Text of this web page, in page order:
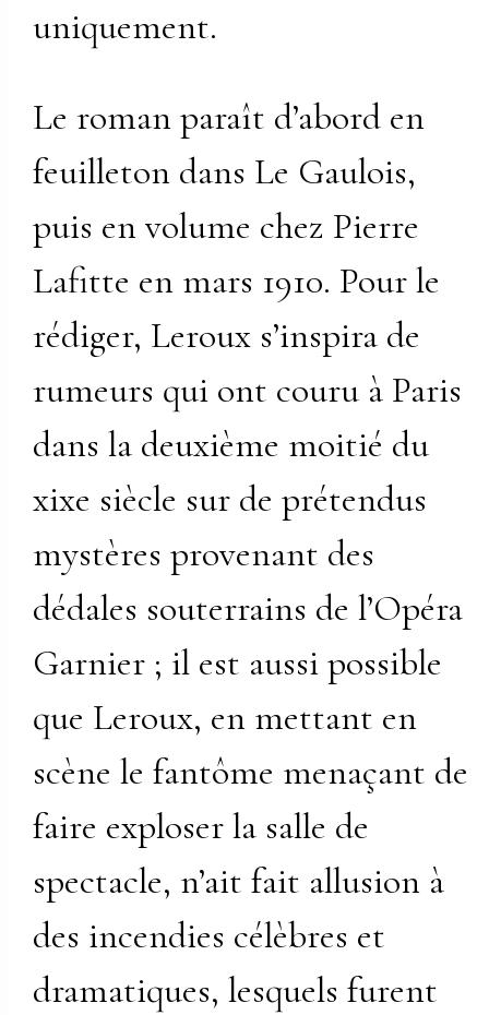
uniquement.
Le roman paraît d’abord en
feuilleton dans Le Gaulois,
puis en volume chez Pierre
Lafitte en mars 1910. Pour le
rédiger, Leroux s’inspira de
rumeurs qui ont couru à Paris
dans la deuxième moitié du
xixe siècle sur de prétendus
mystères provenant des
dédales souterrains de l’Opéra
Garnier ; il est aussi possible
que Leroux, en mettant en
scène le fantôme menaçant de
faire exploser la salle de
spectacle, n’ait fait allusion à
des incendies célèbres et
dramatiques, lesquels furent